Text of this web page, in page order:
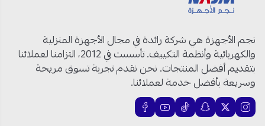
نجم الأجهزة هي شركة رائدة في مجال الأجهزة المنزلية
والكهربائية وأنظمة التكييف. تأسست في 2012، التزامنا لعملائنا
بتقديم أفضل المنتجات. نحن نقدم تجربة تسوق مريحة
وسريعة بأفضل خدمة لعملائنا.